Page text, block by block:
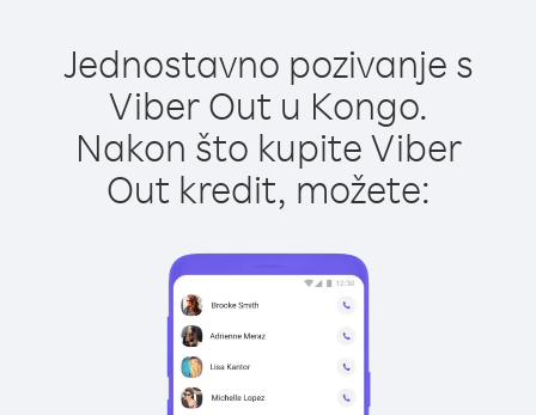
Jednostavno pozivanje s
Viber Out u Kongo.
Nakon što kupite Viber
Out kredit, možete: